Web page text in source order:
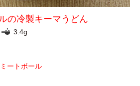
の冷製キーマうどん
3.4g
ートボール